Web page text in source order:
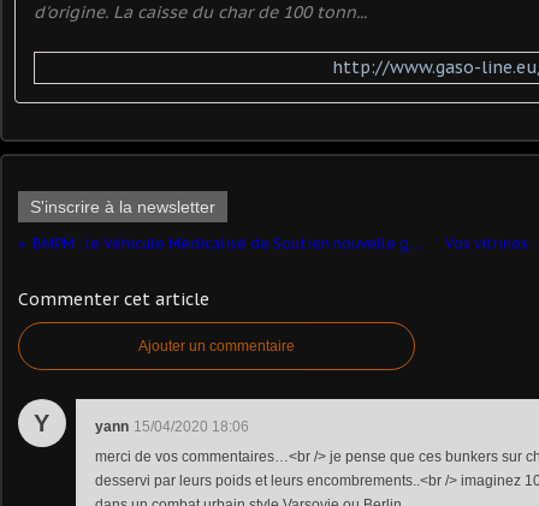
d'origine. La caisse du char de 100 tonn...
http://www.gaso-
S'inscrire à la newsletter
BMPM : le Véhicule Médicalisé de Soutien nouvelle génération
Commenter cet article
Ajouter un commentaire
Y yann 15/04/2020 18:06
merci de vos commentaires…<br /> je pense que ces bunkers sur
desservi par leurs poids et leurs encombrements..<br /> imaginez